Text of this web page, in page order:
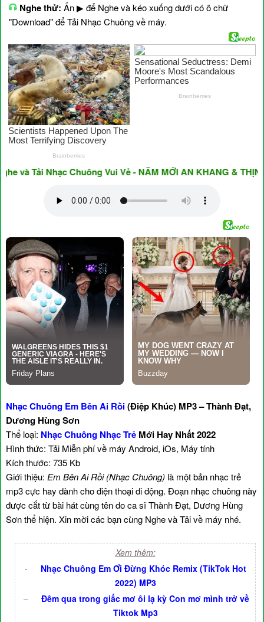
Nghe thử: Ấn ▶ để Nghe và kéo xuống dưới có ô chữ
"Download" để Tải Nhạc Chuông về máy.
Tải Nhạc Chuông Vui Vẻ - NĂM MỚI AN KHANG & THỊNH
Nhạc Chuông Em Bên Ai Rồi(Điệp Khúc) MP3 – Thành Đạt,
Dương Hùng Sơn
Thể loại: Nhạc Chuông Nhạc Trẻ Mới Hay Nhất 2022
Hình thức: Tải Miễn phí về máy Android, iOs, Máy tính
Kích thước: 735 Kb
Giới thiệu: Em Bên Ai Rồi (Nhạc Chuông) là một bản nhạc trẻ
mp3 cực hay dành cho điện thoại di động. Đoạn nhạc chuông này
được cắt từ bài hát cùng tên do ca sĩ Thành Đạt, Dương Hùng
Sơn thể hiện. Xin mời các bạn cùng Nghe và Tải về máy nhé.
Xem thêm:
-
Nhạc Chuông Em Ơi Đừng Khóc Remix (TikTok Hot
2022) MP3
–
Đêm qua trong giấc mơ ôi lạ kỳ Con mơ mình trở về
Tiktok Mp3